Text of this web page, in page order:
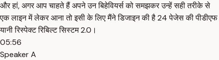
और हां, अगर आप चाहते हैं अपने उन बिहेवियर्स को समझकर उन्हें सही तरीके से
एक लाइन में लेकर आना तो इसी के लिए मैंने डिजाइन की है 24 पेजेस की पीडीएफ
यानी रिस्पेक्ट रिबिल्ट सिस्टम 2.0।
05:56
Speaker A